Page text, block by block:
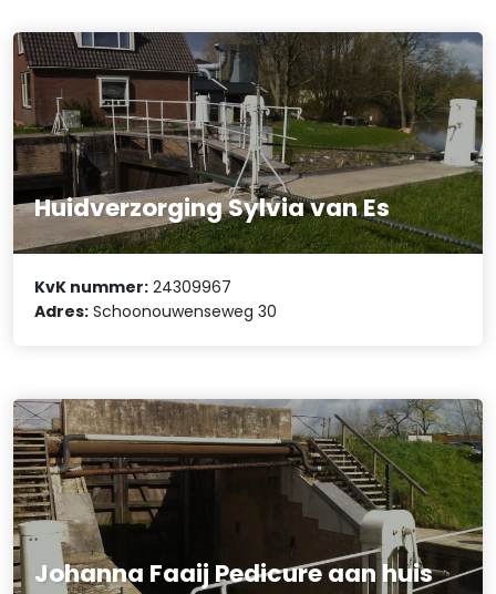
Huidverzorging Sylvia van Es
KvK nummer: 24309967
Adres: Schoonouwenseweg 30
Johanna Faaij Pedicure aan huis